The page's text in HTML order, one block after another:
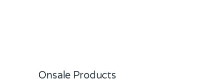
Onsale Products